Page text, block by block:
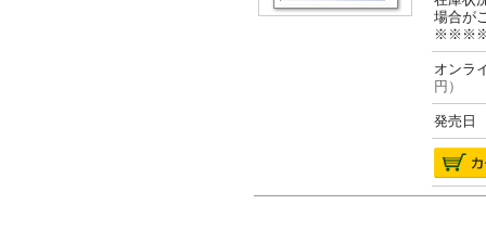
場合が
オン
円）
発売日